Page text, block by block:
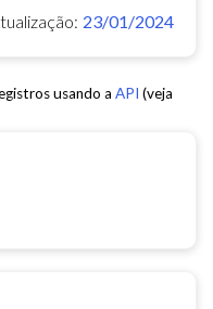
23/01/2024
usando a API (veja